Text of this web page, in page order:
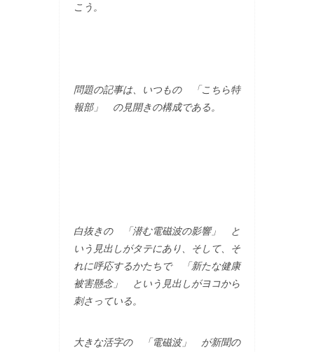
こう。
問題の記事は、いつもの 「こちら特
報部」 の見開きの構成である。
白抜きの 「潜む電磁波の影響」 と
いう見出しがタテにあり、そして、そ
れに呼応するかたちで 「新たな健康
被害懸念」 という見出しがヨコから
刺さっている。
大きな活字の 「電磁波」 が新聞の